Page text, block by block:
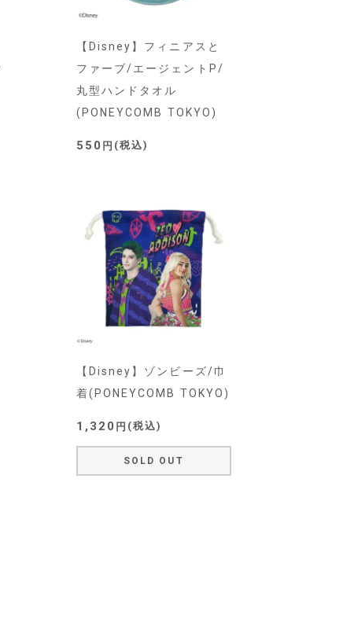
【Disney】フィニアスと
ファーブ/エージェントP/
丸型ハンドタオル
(PONEYCOMB TOKYO)
550 税込
【Disney】ゾンビーズ/巾
着(PONEYCOMB TOKYO)
1,320 税込
SOLD OUT